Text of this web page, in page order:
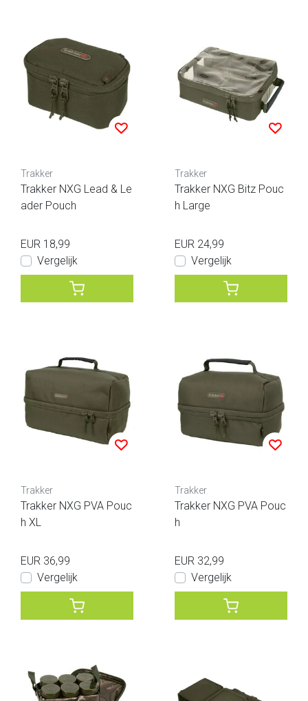
Trakker
Trakker NXG Lead & Le
ader Pouch
EUR 18,99
Vergelijk
Trakker
Trakker NXG Bitz Pouc
h Large
EUR 24,99
Vergelijk
Trakker
Trakker NXG PVA Pouc
h XL
EUR 36,99
Vergelijk
Trakker
Trakker NXG PVA Pouc
h
EUR 32,99
Vergelijk